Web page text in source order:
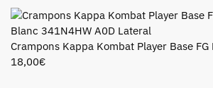
Crampons Kappa Kombat Player Base FG
18,00€